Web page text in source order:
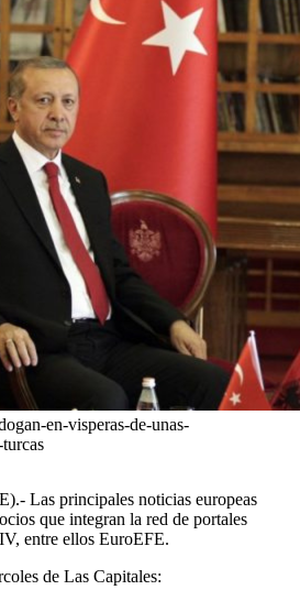
en-visperas-de-unas-
Las principales noticias europeas
que integran la red de portales
entre ellos EuroEFE.
de Las Capitales: